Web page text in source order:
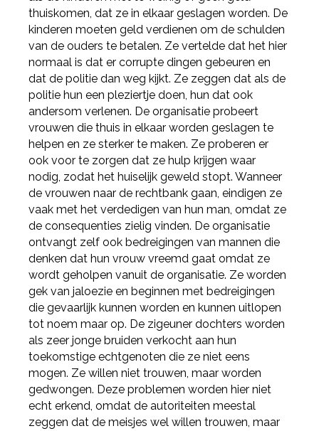
thuiskomen, dat ze in elkaar geslagen worden. De
kinderen moeten geld verdienen om de schulden
van de ouders te betalen. Ze vertelde dat het hier
normaal is dat er corrupte dingen gebeuren en
dat de politie dan weg kijkt. Ze zeggen dat als de
politie hun een pleziertje doen, hun dat ook
andersom verlenen. De organisatie probeert
vrouwen die thuis in elkaar worden geslagen te
helpen en ze sterker te maken. Ze proberen er
ook voor te zorgen dat ze hulp krijgen waar
nodig, zodat het huiselijk geweld stopt. Wanneer
de vrouwen naar de rechtbank gaan, eindigen ze
vaak met het verdedigen van hun man, omdat ze
de consequenties zielig vinden. De organisatie
ontvangt zelf ook bedreigingen van mannen die
denken dat hun vrouw vreemd gaat omdat ze
wordt geholpen vanuit de organisatie. Ze worden
gek van jaloezie en beginnen met bedreigingen
die gevaarlijk kunnen worden en kunnen uitlopen
tot noem maar op. De zigeuner dochters worden
als zeer jonge bruiden verkocht aan hun
toekomstige echtgenoten die ze niet eens
mogen. Ze willen niet trouwen, maar worden
gedwongen. Deze problemen worden hier niet
echt erkend, omdat de autoriteiten meestal
zeggen dat de meisjes wel willen trouwen, maar